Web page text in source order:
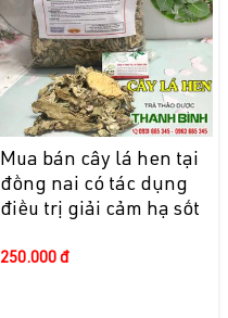
Mua bán cây lá hen tại
đồng nai có tác dụng
điều trị giải cảm hạ sốt
250.000 đ